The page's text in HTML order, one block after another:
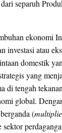
separuh
ekonomi
investasi atau
domestik
yang
di tengah
global.
(